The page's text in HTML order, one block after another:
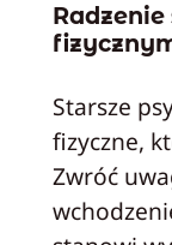
Starsze
fizyczne,
Zwróć